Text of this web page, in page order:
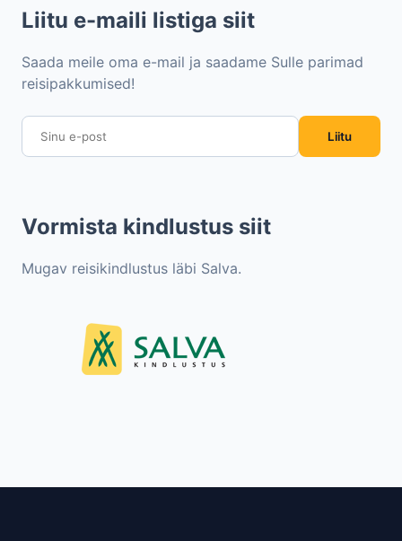
Liitu e-maili listiga siit
Saada meile oma e-mail ja saadame Sulle parimad
reisipakkumised!
Liitu
Vormista kindlustus siit
Mugav reisikindlustus läbi Salva.